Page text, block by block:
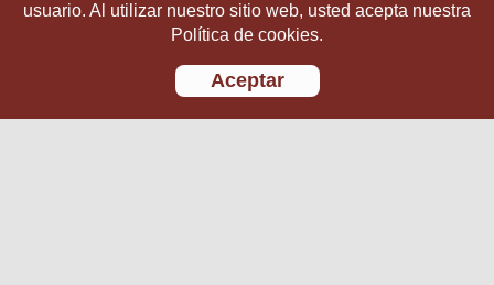
usuario. Al utilizar nuestro sitio web, usted acepta nuestra
Política de cookies.
Aceptar